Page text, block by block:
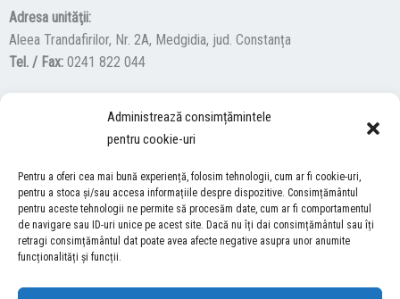
Administrează consimțămintele
pentru cookie-uri
Pentru a oferi cea mai bună experiență, folosim tehnologii, cum ar fi cookie-uri,
pentru a stoca și/sau accesa informațiile despre dispozitive. Consimțământul
pentru aceste tehnologii ne permite să procesăm date, cum ar fi comportamentul
de navigare sau ID-uri unice pe acest site. Dacă nu îți dai consimțământul sau îți
retragi consimțământul dat poate avea afecte negative asupra unor anumite
funcționalități și funcții.
Adresa unităţii:
Aleea Trandafirilor, Nr. 2A, Medgidia, jud. Constanța
Tel. / Fax: 0241 822 044
F
a
c
e
b
o
k
Y
u
t
u
b
I
s
t
a
g
a
ACCES NEVĂZĂTORI
Descărcați programul NonVisual Desktop Acces, care oferă
persoanelor cu dizabilități vizuale posibilitatea de a consulta site-ul